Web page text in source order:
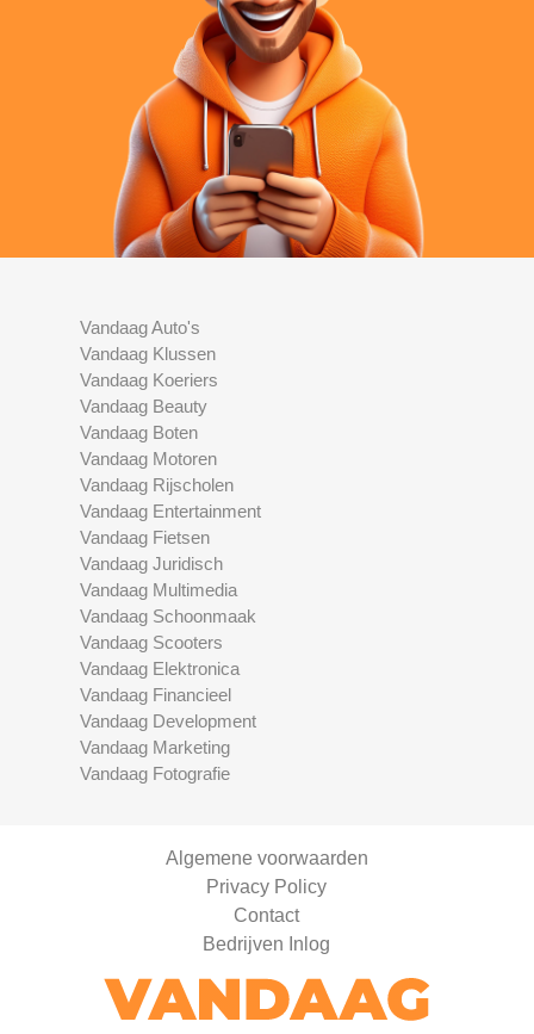
Vandaag Auto's
Vandaag Klussen
Vandaag Koeriers
Vandaag Beauty
Vandaag Boten
Vandaag Motoren
Vandaag Rijscholen
Vandaag Entertainment
Vandaag Fietsen
Vandaag Juridisch
Vandaag Multimedia
Vandaag Schoonmaak
Vandaag Scooters
Vandaag Elektronica
Vandaag Financieel
Vandaag Development
Vandaag Marketing
Vandaag Fotografie
Algemene voorwaarden
Privacy Policy
Contact
Bedrijven Inlog